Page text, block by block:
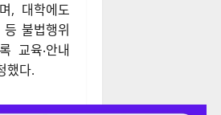
교육‧안내
했다.